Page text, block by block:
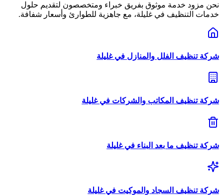
نحن مزود خدمة موثوق بفريق خبراء ومتخصصون لتقديم حلول
خدمات التنظيف في غليلة، مع جاهزية للطوارئ وأسعار شفافة.
شركةتنظيف الفلل والمنازل فيغليلة
شركةتنظيف المكاتب والشركات فيغليلة
شركةتنظيف ما بعد البناء فيغليلة
شركةتنظيف السجاد والموكيت فيغليلة